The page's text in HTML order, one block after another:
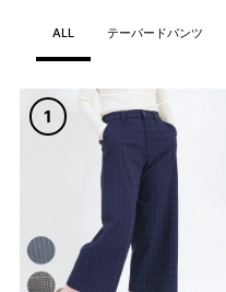
ALL テーパードパンツ